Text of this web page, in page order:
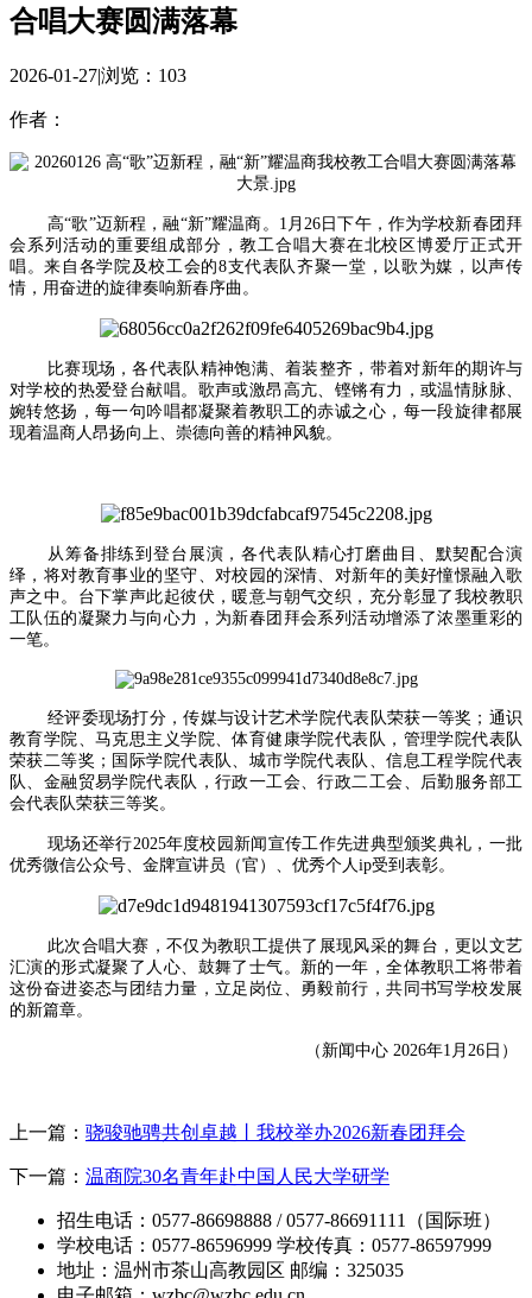
合唱大赛圆满落幕
2026-01-27|浏览： 103
作者：
高“歌”迈新程，融“新”耀温商。1月26日下午，作为学校新春团拜
会系列活动的重要组成部分，教工合唱大赛在北校区博爱厅正式开
唱。来自各学院及校工会的8支代表队齐聚一堂，以歌为媒，以声传
情，用奋进的旋律奏响新春序曲。
比赛现场，各代表队精神饱满、着装整齐，带着对新年的期许与
对学校的热爱登台献唱。歌声或激昂高亢、铿锵有力，或温情脉脉、
婉转悠扬，每一句吟唱都凝聚着教职工的赤诚之心，每一段旋律都展
现着温商人昂扬向上、崇德向善的精神风貌。
从筹备排练到登台展演，各代表队精心打磨曲目、默契配合演
绎，将对教育事业的坚守、对校园的深情、对新年的美好憧憬融入歌
声之中。台下掌声此起彼伏，暖意与朝气交织，充分彰显了我校教职
工队伍的凝聚力与向心力，为新春团拜会系列活动增添了浓墨重彩的
一笔。
经评委现场打分，传媒与设计艺术学院代表队荣获一等奖；通识
教育学院、马克思主义学院、体育健康学院代表队，管理学院代表队
荣获二等奖；国际学院代表队、城市学院代表队、信息工程学院代表
队、金融贸易学院代表队，行政一工会、行政二工会、后勤服务部工
会代表队荣获三等奖。
现场还举行2025年度校园新闻宣传工作先进典型颁奖典礼，一批
优秀微信公众号、金牌宣讲员（官）、优秀个人ip受到表彰。
此次合唱大赛，不仅为教职工提供了展现风采的舞台，更以文艺
汇演的形式凝聚了人心、鼓舞了士气。新的一年，全体教职工将带着
这份奋进姿态与团结力量，立足岗位、勇毅前行，共同书写学校发展
的新篇章。
（新闻中心 2026年1月26日）
上一篇： 骁骏驰骋共创卓越丨我校举办2026新春团拜会
下一篇： 温商院30名青年赴中国人民大学研学
招生电话：0577-86698888 / 0577-86691111（国际班）
学校电话：0577-86596999 学校传真：0577-86597999
地址：温州市茶山高教园区 邮编：325035